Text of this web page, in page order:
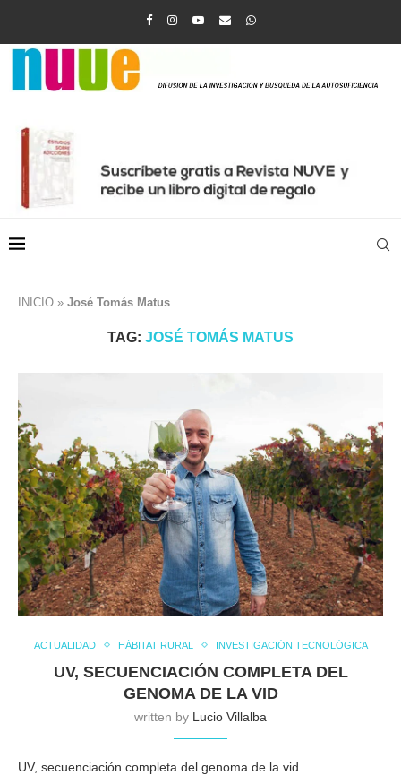
INICIO » José Tomás Matus
TAG: JOSÉ TOMÁS MATUS
ACTUALIDAD HÁBITAT RURAL INVESTIGACIÓN TECNOLÓGICA
UV, SECUENCIACIÓN COMPLETA DEL
GENOMA DE LA VID
written by Lucio Villalba
UV, secuenciación completa del genoma de la vid